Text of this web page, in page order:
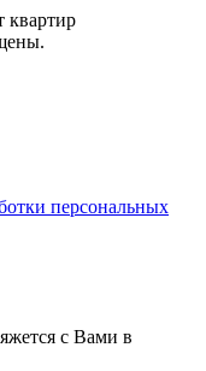
квартир
персональных
с Вами в